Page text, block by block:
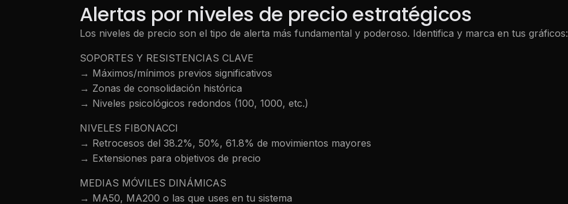
Alertas por niveles de precio estratégicos
Los niveles de precio son el tipo de alerta más fundamental y poderoso. Identifica y marca en tus gráficos:
SOPORTES Y RESISTENCIAS CLAVE
→ Máximos/mínimos previos significativos
→ Zonas de consolidación histórica
→ Niveles psicológicos redondos (100, 1000, etc.)
NIVELES FIBONACCI
→ Retrocesos del 38.2%, 50%, 61.8% de movimientos mayores
→ Extensiones para objetivos de precio
MEDIAS MÓVILES DINÁMICAS
→ MA50, MA200 o las que uses en tu sistema